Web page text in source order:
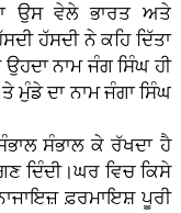
ਉਸ ਵੇਲੇ ਭਾਰਤ ਅਤੇ
ਹੱਸਦੀ ਨੇ ਕਹਿ ਦਿੱਤਾ
ਨਾਮ ਜੰਗ ਸਿੰਘ ਹੀ
ਮੁੰਡੇ ਦਾ ਨਾਮ ਜੰਗਾ ਸਿੰਘ
ਸੰਭਾਲ ਕੇ ਰੱਖਦਾ ਹੈ
ਦਿੰਦੀ।ਘਰ ਵਿਚ ਕਿਸੇ
ਫ਼ਰਮਾਇਸ਼ ਪੂਰੀ